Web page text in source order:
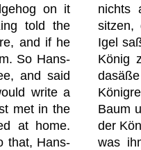
on it
told the
and if he
So Hans-
and said
write a
met in the
at home.
that, Hans-
nichts
sitzen,
Igel
König
Baum
der
was